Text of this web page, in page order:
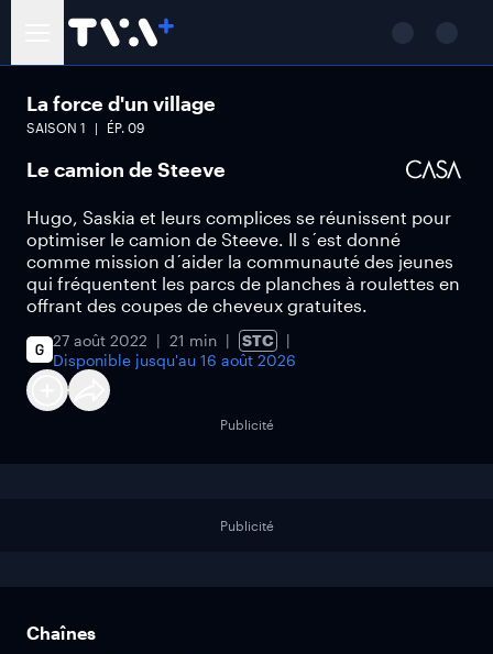
La force d'un village
SAISON 1 ÉP. 09
Le camion de Steeve
Hugo, Saskia et leurs complices se réunissent pour
optimiser le camion de Steeve. Il s´est donné
comme mission d´aider la communauté des jeunes
qui fréquentent les parcs de planches à roulettes en
offrant des coupes de cheveux gratuites.
27 août 2022 21 min
STC
Disponible jusqu'au 16 août 2026
Publicité
Publicité
Chaînes